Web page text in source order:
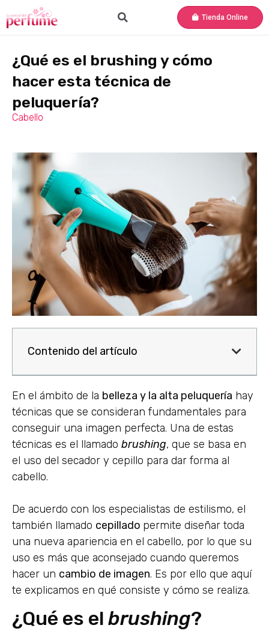
Tienda Online
¿Qué es el brushing y cómo
hacer esta técnica de
peluquería?
Cabello
Contenido del artículo
En el ámbito de la belleza y la alta peluquería hay
técnicas que se consideran fundamentales para
conseguir una imagen perfecta. Una de estas
técnicas es el llamado brushing, que se basa en
el uso del secador y cepillo para dar forma al
cabello.
De acuerdo con los especialistas de estilismo, el
también llamado cepillado permite diseñar toda
una nueva apariencia en el cabello, por lo que su
uso es más que aconsejado cuando queremos
hacer un cambio de imagen. Es por ello que aquí
te explicamos en qué consiste y cómo se realiza.
¿Qué es el brushing?